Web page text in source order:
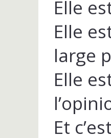
Elle
Elle
large
Elle
Et